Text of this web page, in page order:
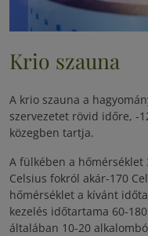
Krio szauna
A krio szauna a
szervezetet rövid időre, -
közegben tartja.
A fülkében a hőmérséklet
Celsius fokról akár-170
hőmérséklet a kívánt
kezelés időtartama 60-
általában 10-20